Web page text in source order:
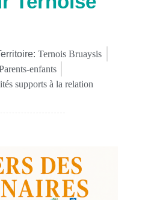
Ternois Bruaysis
enfants
supports à la relation